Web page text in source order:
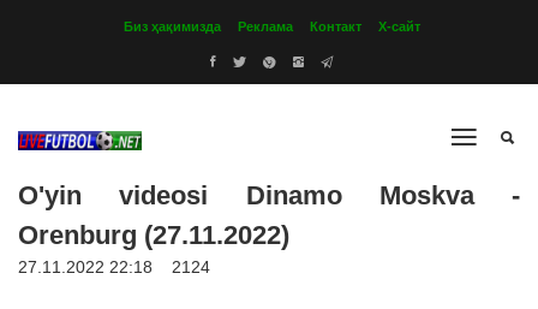
Биз ҳақимизда Реклама Контакт Х-сайт
O'yin videosi Dinamo Moskva -
Orenburg (27.11.2022)
27.11.2022 22:18 2124